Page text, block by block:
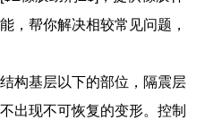
，帮你解决相较常见问题，
构基层以下的部位，隔震层
出现不可恢复的变形。控制